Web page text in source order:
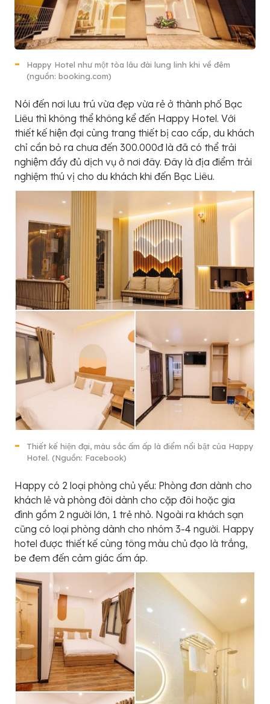
Happy Hotel như một tòa lâu đài lung linh khi về đêm
(nguồn: booking.com)
Nói đến nơi lưu trú vừa đẹp vừa rẻ ở thành phố Bạc
Liêu thì không thể không kể đến Happy Hotel. Với
thiết kế hiện đại cùng trang thiết bị cao cấp, du khách
chỉ cần bỏ ra chưa đến 300.000đ là đã có thể trải
nghiệm đầy đủ dịch vụ ở nơi đây. Đây là địa điểm trải
nghiệm thú vị cho du khách khi đến Bạc Liêu.
Thiết kế hiện đại, màu sắc ấm ấp là điểm nổi bật của Happy
Hotel. (Nguồn: Facebook)
Happy có 2 loại phòng chủ yếu: Phòng đơn dành cho
khách lẻ và phòng đôi dành cho cặp đôi hoặc gia
đình gồm 2 người lớn, 1 trẻ nhỏ. Ngoài ra khách sạn
cũng có loại phòng dành cho nhóm 3-4 người. Happy
hotel được thiết kế cùng tông màu chủ đạo là trắng,
be đem đến cảm giác ấm áp.